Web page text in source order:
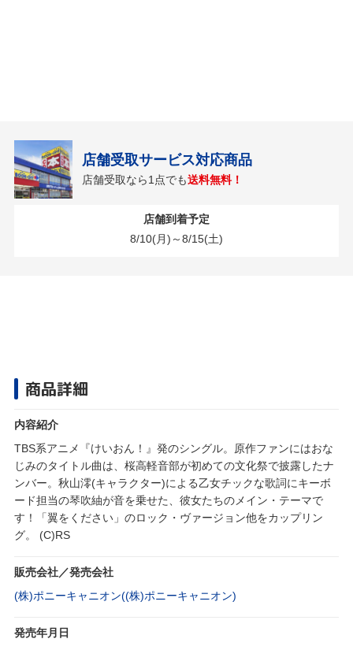
店舗受取サービス対応商品
店舗受取なら1点でも送料無料！
店舗到着予定
8/10(月)～8/15(土)
商品詳細
内容紹介
TBS系アニメ『けいおん！』発のシングル。原作ファンにはおな
じみのタイトル曲は、桜高軽音部が初めての文化祭で披露したナ
ンバー。秋山澪(キャラクター)による乙女チックな歌詞にキーボ
ード担当の琴吹紬が音を乗せた、彼女たちのメイン・テーマで
す！「翼をください」のロック・ヴァージョン他をカップリン
グ。 (C)RS
販売会社／発売会社
(株)ポニーキャニオン((株)ポニーキャニオン)
発売年月日